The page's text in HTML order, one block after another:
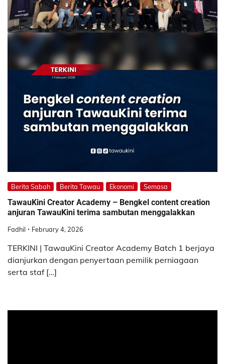
Berita Sabah Berita Tawau Ekonomi Semasa
TawauKini Creator Academy – Bengkel content creation
anjuran TawauKini terima sambutan menggalakkan
Fadhil February 4, 2026
TERKINI | TawauKini Creator Academy Batch 1 berjaya
dianjurkan dengan penyertaan pemilik perniagaan
serta staf […]